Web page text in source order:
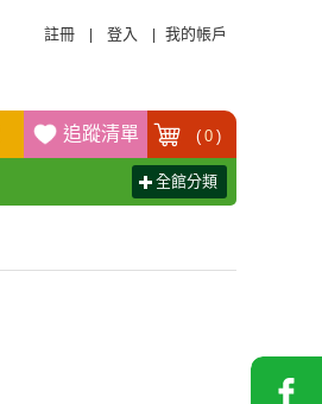
註冊 登入 我的帳戶
追蹤清單 ( 0 )
全館分類